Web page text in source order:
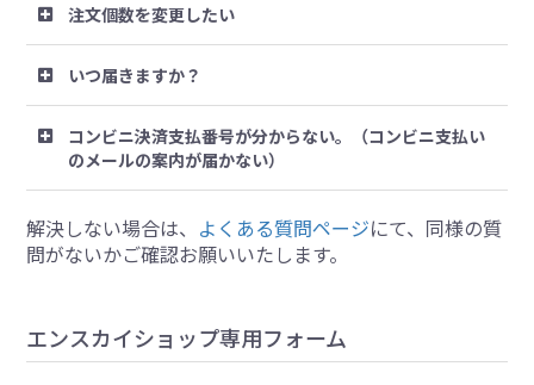
注文個数を変更したい
いつ届きますか？
コンビニ決済支払番号が分からない。（コンビニ支払い
のメールの案内が届かない）
解決しない場合は、 よくある質問ページにて、同様の質
問がないかご確認お願いいたします。
エンスカイショップ専用フォーム